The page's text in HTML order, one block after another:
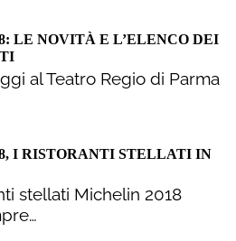
LE NOVITÀ E L’ELENCO DEI
al Teatro Regio di Parma
I RISTORANTI STELLATI IN
stellati Michelin 2018